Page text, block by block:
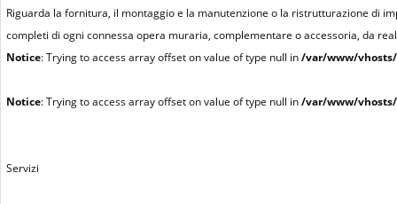
Riguarda la fornitura, il montaggio e la manutenzione o la ristrutturazione di
completi di ogni connessa opera muraria, complementare o accessoria, da
Notice: Trying to access array offset on value of type null in/var/www/
Notice: Trying to access array offset on value of type null in/var/www/
Servizi